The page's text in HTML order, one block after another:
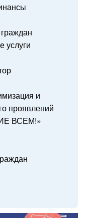
услуги
и
проявлений
ВСЕМ!»